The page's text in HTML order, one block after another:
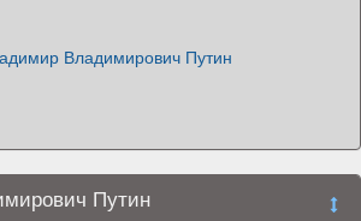
Владимирович Путин
Путин